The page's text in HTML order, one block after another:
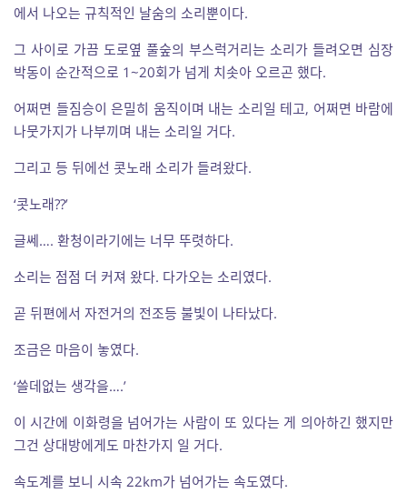
에서 나오는 규칙적인 날숨의 소리뿐이다.
그 사이로 가끔 도로옆 풀숲의 부스럭거리는 소리가 들려오면 심장
박동이 순간적으로 1~20회가 넘게 치솟아 오르곤 했다.
어쩌면 들짐승이 은밀히 움직이며 내는 소리일 테고, 어쩌면 바람에
나뭇가지가 나부끼며 내는 소리일 거다.
그리고 등 뒤에선 콧노래 소리가 들려왔다.
‘콧노래??’
글쎄…. 환청이라기에는 너무 뚜렷하다.
소리는 점점 더 커져 왔다. 다가오는 소리였다.
곧 뒤편에서 자전거의 전조등 불빛이 나타났다.
조금은 마음이 놓였다.
‘쓸데없는 생각을….’
이 시간에 이화령을 넘어가는 사람이 또 있다는 게 의아하긴 했지만
그건 상대방에게도 마찬가지 일 거다.
속도계를 보니 시속 22km가 넘어가는 속도였다.